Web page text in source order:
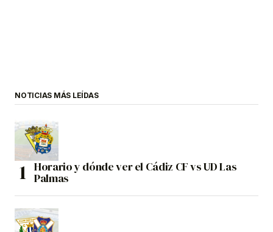
NOTICIAS MÁS LEÍDAS
Horario y dónde ver el Cádiz CF vs UD Las
Palmas